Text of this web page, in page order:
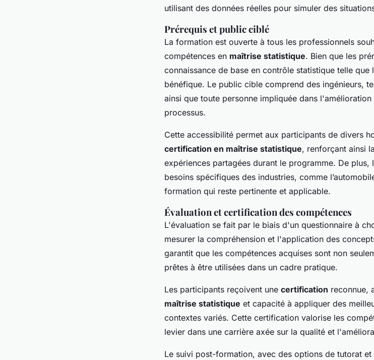
utilisant des données réelles pour simuler des
Prérequis et public ciblé
La formation est ouverte à tous les professionnels
compétences en maîtrise statistique. Bien que les
connaissance de base en contrôle statistique telle que
bénéfique. Le public cible comprend des ingénieurs,
ainsi que toute personne impliquée dans
processus.
Cette accessibilité permet aux participants de divers
certification en maîtrise statistique, renforçant ainsi
expériences partagées durant le programme. De
besoins spécifiques des industries, comme
formation qui reste pertinente et applicable.
Évaluation et certification des compétences
L'évaluation se fait par le biais d'un questionnaire à
mesurer la compréhension et l'application des
garantit que les compétences acquises sont non
prêtes à être utilisées dans un cadre pratique.
Les participants reçoivent une certification reconnue,
maîtrise statistique et capacité à appliquer des
contextes variés. Cette certification valorise les
levier dans une carrière axée sur la qualité et
Le suivi post-formation, avec des options de tutorat